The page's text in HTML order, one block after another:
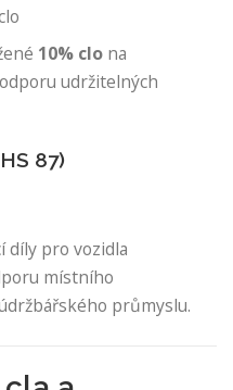
10% clo na
udržitelných
87)
díly pro vozidla
místního
průmyslu.